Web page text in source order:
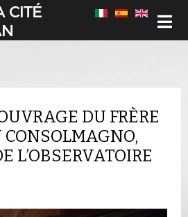
DU FRÈRE
CONSOLMAGNO,
L’OBSERVATOIRE